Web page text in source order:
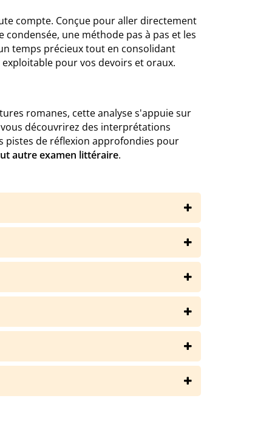
compte. Conçue pour aller directement
une méthode pas à pas et les
temps précieux tout en consolidant
pour vos devoirs et oraux.
romanes, cette analyse s'appuie sur
découvrirez des interprétations
pistes de réflexion approfondies pour
autre examen littéraire.